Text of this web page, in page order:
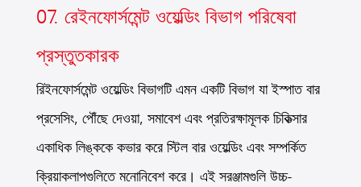
07. রেইনফোর্সমেন্ট ওয়েল্ডিং বিভাগ পরিষেবা
প্রস্তুতকারক
রিইনফোর্সমেন্ট ওয়েল্ডিং বিভাগটি এমন একটি বিভাগ যা ইস্পাত বার
প্রসেসিং, পৌঁছে দেওয়া, সমাবেশ এবং প্রতিরক্ষামূলক চিকিত্সার
একাধিক লিঙ্ককে কভার করে স্টিল বার ওয়েল্ডিং এবং সম্পর্কিত
ক্রিয়াকলাপগুলিতে মনোনিবেশ করে। এই সরঞ্জামগুলি উচ্চ-